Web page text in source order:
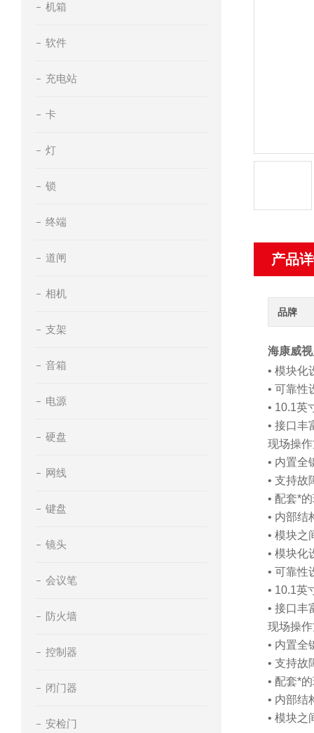
机箱
软件
充电站
卡
灯
锁
终端
道闸
相机
支架
音箱
电源
硬盘
网线
键盘
镜头
会议笔
防火墙
控制器
闭门器
安检门
产品
品牌
海康威
• 模块化
• 可靠性
• 10.1英
• 接口丰
现场操
• 内置全
• 支持故
• 配套*
• 内部结
• 模块之
• 模块化
• 可靠性
• 10.1英
• 接口丰
现场操
• 内置全
• 支持故
• 配套*
• 内部结
• 模块之